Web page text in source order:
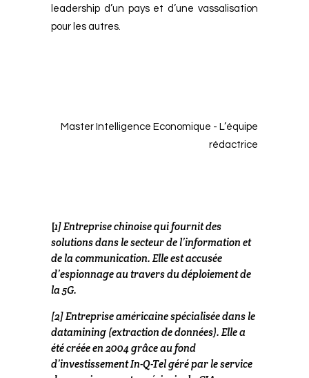
leadership d’un pays et d’une vassalisation
pour les autres.
Master Intelligence Economique - L’équipe
rédactrice
[1]Entreprise chinoise qui fournit des
solutions dans le secteur de l’information et
de la communication. Elle est accusée
d’espionnage au travers du déploiement de
la 5G.
[2]Entreprise américaine spécialisée dans le
datamining (extraction de données). Elle a
été créée en 2004 grâce au fond
d’investissement In-Q-Tel géré par le service